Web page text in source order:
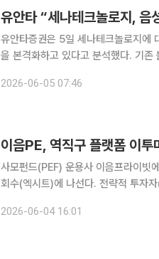
유안타 “세나테크놀로지, 음
유안타증권은 5일 세나테크놀로지에
을 본격화하고 있다고 분석했다. 기존
로봇과의 의사소통’ 보고서에 따르면
2026-06-05 07:46
이음PE, 역직구 플랫폼 이
사모펀드(PEF) 운용사 이음프라이빗
회수(엑시트)에 나선다. 전략적 투자
해 기존 주주들과 양해각서(MOU)를
2026-06-04 16:01